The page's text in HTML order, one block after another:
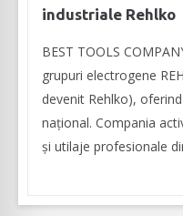
industriale Rehlko
BEST TOOLS
grupuri electrogene
devenit Rehlko),
național. Compania
și utilaje profesionale